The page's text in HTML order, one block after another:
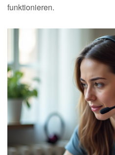
funktionieren.